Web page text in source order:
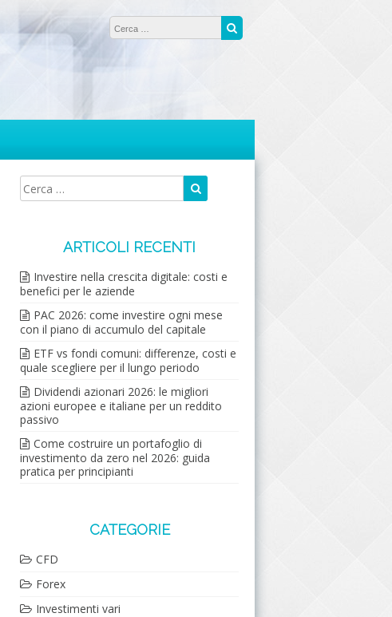
ARTICOLI RECENTI
Investire nella crescita digitale: costi e
benefici per le aziende
PAC 2026: come investire ogni mese
con il piano di accumulo del capitale
ETF vs fondi comuni: differenze, costi e
quale scegliere per il lungo periodo
Dividendi azionari 2026: le migliori
azioni europee e italiane per un reddito
passivo
Come costruire un portafoglio di
investimento da zero nel 2026: guida
pratica per principianti
CATEGORIE
CFD
Forex
Investimenti vari